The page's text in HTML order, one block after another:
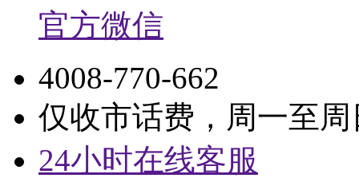
官方微信
4008-770-662
仅收市话费，周一至周
24小时在线客服